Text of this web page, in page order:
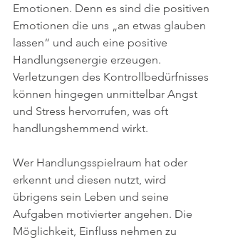
Emotionen. Denn es sind die positiven
Emotionen die uns „an etwas glauben
lassen“ und auch eine positive
Handlungsenergie erzeugen.
Verletzungen des Kontrollbedürfnisses
können hingegen unmittelbar Angst
und Stress hervorrufen, was oft
handlungshemmend wirkt.
Wer Handlungsspielraum hat oder
erkennt und diesen nutzt, wird
übrigens sein Leben und seine
Aufgaben motivierter angehen. Die
Möglichkeit, Einfluss nehmen zu